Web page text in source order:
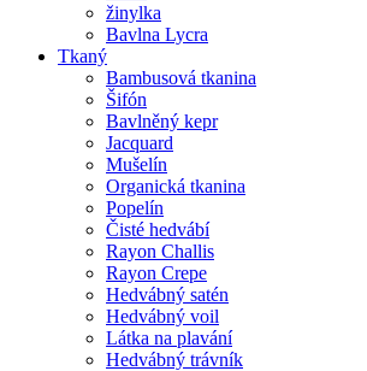
žinylka
Bavlna Lycra
Tkaný
Bambusová tkanina
Šifón
Bavlněný kepr
Jacquard
Mušelín
Organická tkanina
Popelín
Čisté hedvábí
Rayon Challis
Rayon Crepe
Hedvábný satén
Hedvábný voil
Látka na plavání
Hedvábný trávník